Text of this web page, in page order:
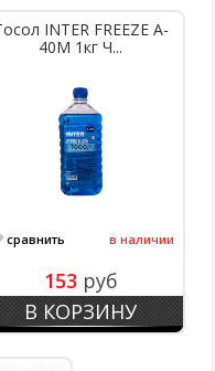
INTER FREEZE A-
40M 1кг Ч...
сравнить в наличии
153 руб
В КОРЗИНУ